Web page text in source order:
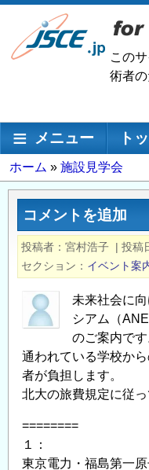
メ
ン
移
この
術者の
メインナビゲーション
メニュー ト
パ
ン
ず
ホーム 施設見学会
コメントを追加
投稿者 宮村浩子 | 投稿
セクション
イベント案
未来社会に
シアム（
のご案内です
通われている学校か
者が負担します。
北大の旅費規定に従っ
========
１：
東京電力・福島第一